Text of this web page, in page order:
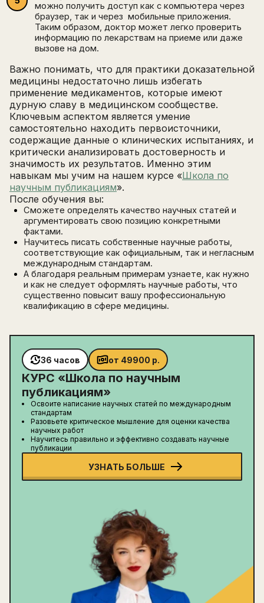
можно получить доступ как с компьютера через
браузер, так и через мобильные приложения.
Таким образом, доктор может легко проверить
информацию по лекарствам на приеме или даже
вызове на дом.
Важно понимать, что для практики доказательной
медицины недостаточно лишь избегать
применение медикаментов, которые имеют
дурную славу в медицинском сообществе.
Ключевым аспектом является умение
самостоятельно находить первоисточники,
содержащие данные о клинических испытаниях, и
критически анализировать достоверность и
значимость их результатов. Именно этим
навыкам мы учим на нашем курсе «Школа по
научным публикациям».
После обучения вы:
Сможете определять качество научных статей и
аргументировать свою позицию конкретными
фактами.
Научитесь писать собственные научные работы,
соответствующие как официальным, так и негласным
международным стандартам.
А благодаря реальным примерам узнаете, как нужно
и как не следует оформлять научные работы, что
существенно повысит вашу профессиональную
квалификацию в сфере медицины.
36 часов от 49900 р.
КУРС «Школа по научным
публикациям»
Освоите написание научных статей по международным
стандартам
Разовьете критическое мышление для оценки качества
научных работ
Научитесь правильно и эффективно создавать научные
публикации
УЗНАТЬ БОЛЬШЕ